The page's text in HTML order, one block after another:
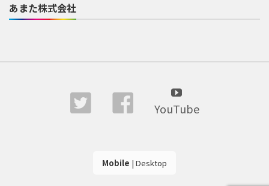
あまた株式会社
YouTube
Mobile | Desktop